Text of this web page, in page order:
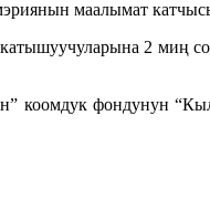
маалымат
2 миң
коомдук фондунун